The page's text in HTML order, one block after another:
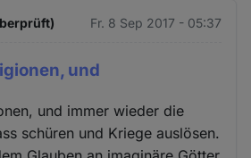
Fr. 8 Sep 2017 - 05:37
und
und immer wieder die
schüren und Kriege auslösen.